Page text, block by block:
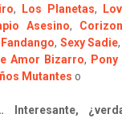
, Los Planetas,
Asesino,
Fandango, Sexy Sadie,
Amor Bizarro,
Mutantes o
Interesante,